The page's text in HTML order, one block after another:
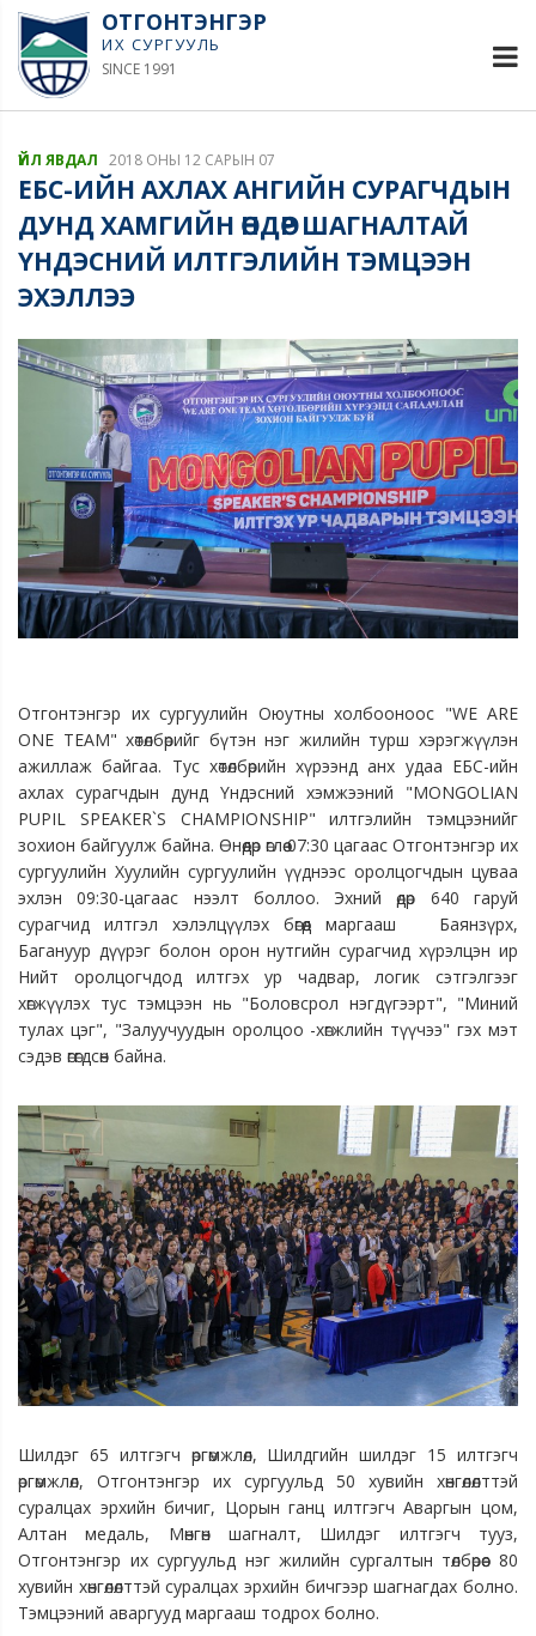
ОТГОНТЭНГЭР
ИХ СУРГУУЛЬ
SINCE 1991
ҮЙЛ ЯВДАЛ 2018 ОНЫ 12 САРЫН 07
ЕБС-ИЙН АХЛАХ АНГИЙН СУРАГЧДЫН
ДУНД ХАМГИЙН ӨНДӨР ШАГНАЛТАЙ
ҮНДЭСНИЙ ИЛТГЭЛИЙН ТЭМЦЭЭН
ЭХЭЛЛЭЭ
Отгонтэнгэр их сургуулийн Оюутны холбооноос "WE ARE
ONE TEAM" хөтөлбөрийг бүтэн нэг жилийн турш хэрэгжүүлэн
ажиллаж байгаа. Тус хөтөлбөрийн хүрээнд анх удаа ЕБС-ийн
ахлах сурагчдын дунд Үндэсний хэмжээний "MONGOLIAN
PUPIL SPEAKER`S CHAMPIONSHIP" илтгэлийн тэмцээнийг
зохион байгуулж байна. Өнөөдөр өглөө 07:30 цагаас Отгонтэнгэр их
сургуулийн Хуулийн сургуулийн үүднээс оролцогчдын цуваа
эхлэн 09:30-цагаас нээлт боллоо. Эхний өдөр 640 гаруй
сурагчид илтгэл хэлэлцүүлэх бөгөөд маргааш Баянзүрх,
Багануур дүүрэг болон орон нутгийн сурагчид хүрэлцэн ир
Нийт оролцогчдод илтгэх ур чадвар, логик сэтгэлгээг
хөгжүүлэх тус тэмцээн нь "Боловсрол нэгдүгээрт", "Миний
тулах цэг", "Залуучуудын оролцоо -хөгжлийн түүчээ" гэх мэт
сэдэв өгөгдсөн байна.
Шилдэг 65 илтгэгч өргөмжлөл, Шилдгийн шилдэг 15 илтгэгч
өргөмжлөл, Отгонтэнгэр их сургуульд 50 хувийн хөнгөлөлттэй
суралцах эрхийн бичиг, Цорын ганц илтгэгч Аваргын цом,
Алтан медаль, Мөнгөн шагналт, Шилдэг илтгэгч тууз,
Отгонтэнгэр их сургуульд нэг жилийн сургалтын төлбөрөөс 80
хувийн хөнгөлөлттэй суралцах эрхийн бичгээр шагнагдах болно.
Тэмцээний аваргууд маргааш тодрох болно.